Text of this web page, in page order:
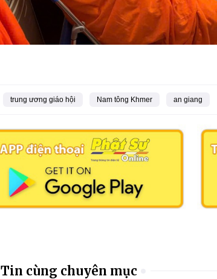
trung ương giáo hội Nam tông Khmer an giang
Tin cùng chuyên mục